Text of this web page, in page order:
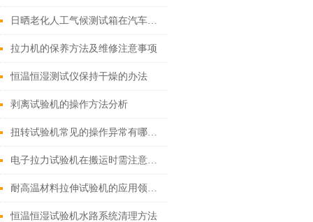
日晒老化人工气候测试箱在汽车材料耐候性评估中的关键作用
拉力机的保养方法及维修注意事项
恒温恒湿测试仪保持干燥的办法
剥离试验机的操作方法分析
扭转试验机常见的操作异常有哪些？
电子拉力试验机在搬运时需注意哪些问题
耐高温材料拉伸试验机的应用领域有哪些？
恒温恒湿试验机水路系统清理方法